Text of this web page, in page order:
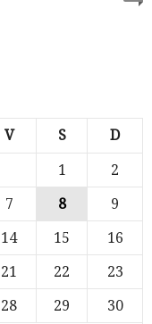
V S D
1
2
7 8
9
14 15
16
21 22
23
28 29
30